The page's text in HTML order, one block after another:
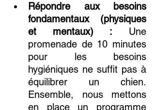
Répondre aux besoins
fondamentaux (physiques
et mentaux) : Une
promenade de 10 minutes
pour les besoins
hygiéniques ne suffit pas à
équilibrer un chien.
Ensemble, nous mettons
en place un programme